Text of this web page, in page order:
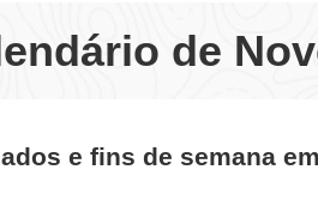
de
e fins de semana